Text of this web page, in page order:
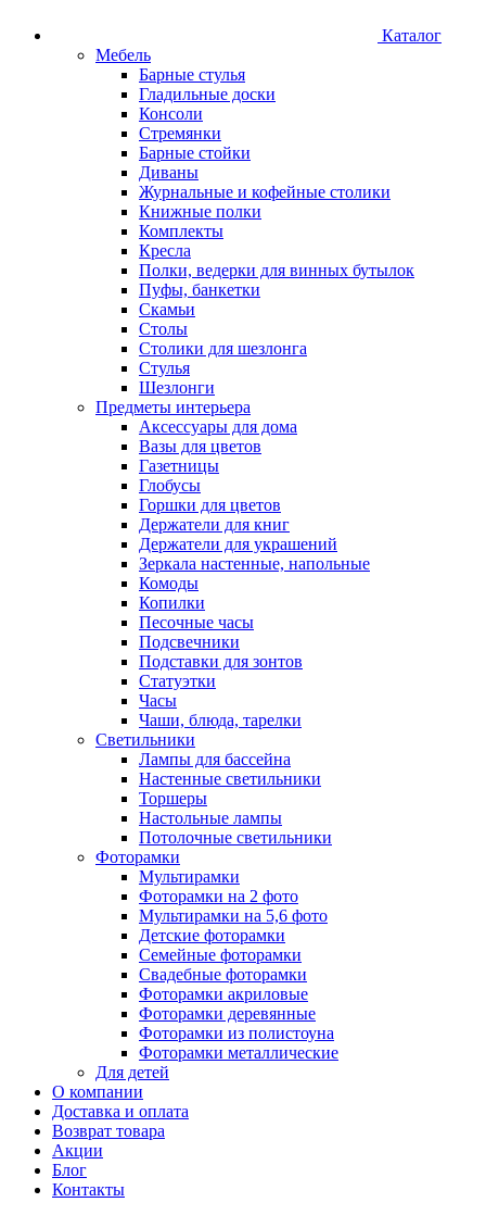
Каталог
Мебель
Барные стулья
Гладильные доски
Консоли
Стремянки
Барные стойки
Диваны
Журнальные и кофейные столики
Книжные полки
Комплекты
Кресла
Полки, ведерки для винных бутылок
Пуфы, банкетки
Скамьи
Столы
Столики для шезлонга
Стулья
Шезлонги
Предметы интерьера
Аксессуары для дома
Вазы для цветов
Газетницы
Глобусы
Горшки для цветов
Держатели для книг
Держатели для украшений
Зеркала настенные, напольные
Комоды
Копилки
Песочные часы
Подсвечники
Подставки для зонтов
Статуэтки
Часы
Чаши, блюда, тарелки
Светильники
Лампы для бассейна
Настенные светильники
Торшеры
Настольные лампы
Потолочные светильники
Фоторамки
Мультирамки
Фоторамки на 2 фото
Мультирамки на 5,6 фото
Детские фоторамки
Семейные фоторамки
Свадебные фоторамки
Фоторамки акриловые
Фоторамки деревянные
Фоторамки из полистоуна
Фоторамки металлические
Для детей
О компании
Доставка и оплата
Возврат товара
Акции
Блог
Контакты